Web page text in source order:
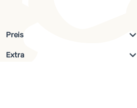
Filterung nach
Filterung anzeigen
Preis
Extra